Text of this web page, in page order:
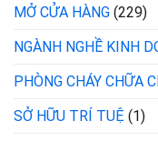
MỞ CỬA HÀNG (229)
NGÀNH NGHỀ KINH
PHÒNG CHÁY CHỮA
SỞ HỮU TRÍ TUỆ (1)